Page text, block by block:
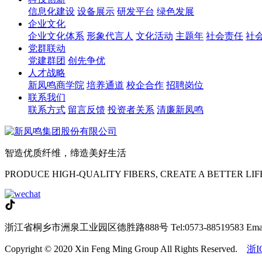
信息化建设 设备展示 研发平台 绿色发展
企业文化
企业文化体系 形象代言人 文化活动 主题年 社会责任 社
党群联动
党建群团 创先争优
人才战略
新凤鸣商学院 培养通道 校企合作 招聘岗位
联系我们
联系方式 留言反馈 投资者关系 清廉新凤鸣
智造优质纤维，缔造美好生活
PRODUCE HIGH-QUALITY FIBERS, CREATE A BETTER
浙江省桐乡市洲泉工业园区德胜路888号 Tel:0573-88519583
Copyright © 2020 Xin Feng Ming Group All Rights Reserved. 浙